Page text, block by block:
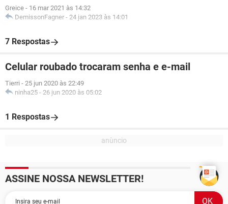
Greice - 16 mar 2021 às 14:32
DemissonFagner - 24 jan 2023 às 14:01
7 Respostas
Celular roubado trocaram senha e e-mail
Tierri - 25 jun 2020 às 22:49
ninha25 - 26 jun 2020 às 05:02
1 Respostas
ASSINE NOSSA NEWSLETTER!